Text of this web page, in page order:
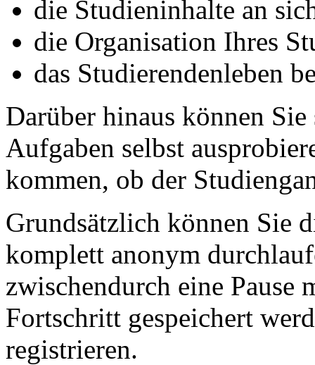
die Studieninhalte an
die Organisation Ihres
das Studierendenleben
Darüber hinaus können
Aufgaben selbst
kommen, ob der
Grundsätzlich können Sie
komplett anonym
zwischendurch eine Pause
Fortschritt gespeichert
registrieren.